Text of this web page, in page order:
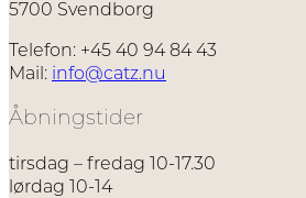
5700 Svendborg
Telefon: +45 40 94 84 43
Mail: info@catz.nu
Åbningstider
tirsdag – fredag 10-17.30
lørdag 10-14